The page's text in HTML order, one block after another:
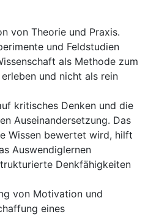
von Theorie und Praxis.
und Feldstudien
als Methode zum
und nicht als rein
kritisches Denken und die
Auseinandersetzung. Das
Wissen bewertet wird, hilft
Auswendiglernen
Denkfähigkeiten
von Motivation und
eines